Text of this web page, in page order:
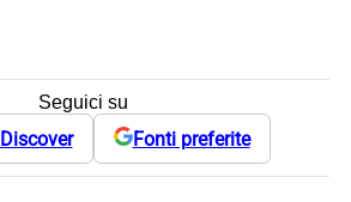
Seguici su
Discover Fonti preferite